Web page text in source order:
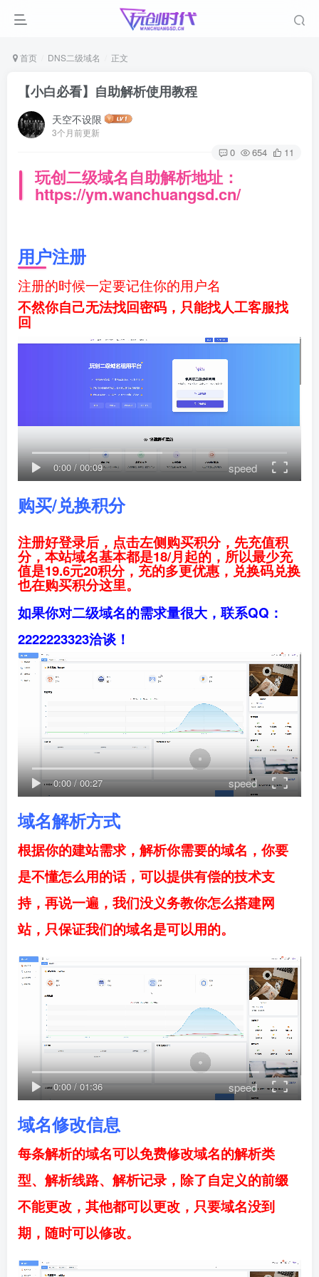
首页 DNS二级域名 正文
【小白必看】自助解析使用教程
天空不设限
3个月前更新
0 654 11
玩创二级域名自助解析地址：
https://ym.wanchuangsd.cn/
用户注册
注册的时候一定要记住你的用户名
不然你自己无法找回密码，只能找人工客服找
回
0:00/00:09 speed
购买/兑换积分
注册好登录后，点击左侧购买积分，先充值积
分， 本站域名基本都是18/月起的，所以最少充
值是19.6元20积分， 充的多更优惠，兑换码兑换
也在购买积分这里。
如果你对二级域名的需求量很大，联系QQ：
2222223323洽谈！
0:00/00:27 speed
域名解析方式
根据你的建站需求，解析你需要的域名，你要
是不懂怎么用的话，可以提供有偿的技术支
持，再说一遍，我们没义务教你怎么搭建网
站，只保证我们的域名是可以用的。
0:00/01:36 speed
域名修改信息
每条解析的域名可以免费修改域名的解析类
型、解析线路、解析记录，除了自定义的前缀
不能更改，其他都可以更改，只要域名没到
期，随时可以修改。